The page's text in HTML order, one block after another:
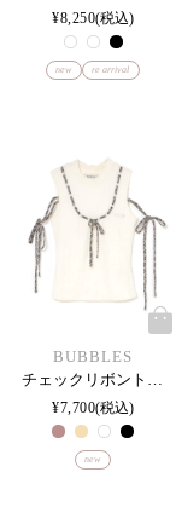
¥8,250 税込
new re arrival
BUBBLES
チェックリボントップス
¥7,700 税込
new